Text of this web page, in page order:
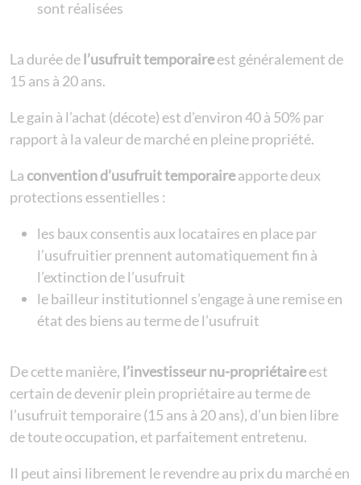
sont réalisées
La durée del’usufruit temporaireest généralement de
15 ans à 20 ans.
Le gain à l’achat (décote) est d’environ 40 à 50% par
rapport à la valeur de marché en pleine propriété.
La convention d’usufruit temporaireapporte deux
protections essentielles :
les baux consentis aux locataires en place par
l’usufruitier prennent automatiquement fin à
l’extinction de l’usufruit
le bailleur institutionnel s’engage à une remise en
état des biens au terme de l’usufruit
De cette manière, l’investisseur nu-propriétaireest
certain de devenir plein propriétaire au terme de
l’usufruit temporaire (15 ans à 20 ans), d’un bien libre
de toute occupation, et parfaitement entretenu.
Il peut ainsi librement le revendre au prix du marché en